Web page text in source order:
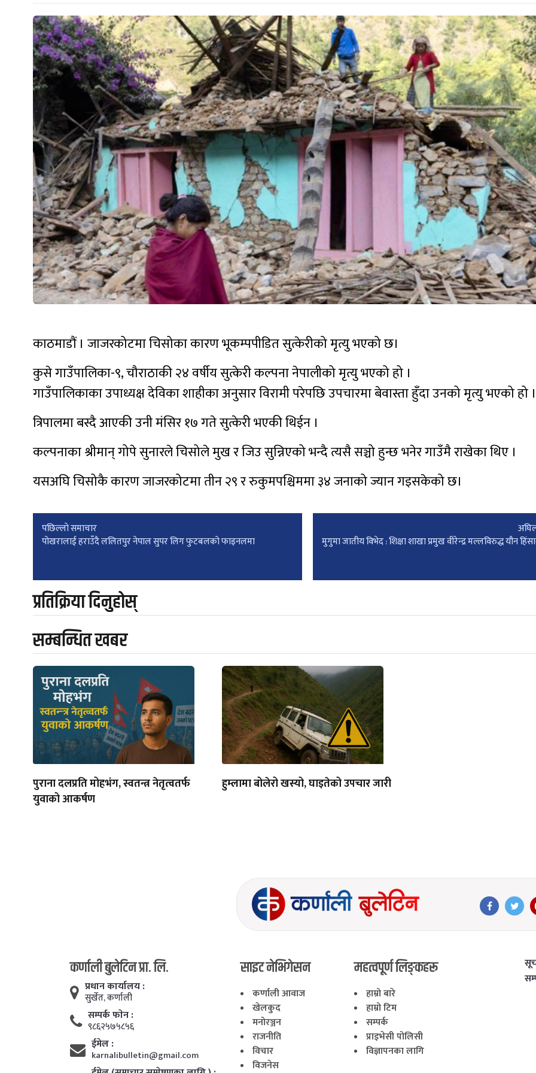
काठमाडौं । जाजरकोटमा चिसोका कारण भूकम्पपीडित सुत्केरीको मृत्यु भएको छ।
कुसे गाउँपालिका-९, चौराठाकी २४ वर्षीय सुत्केरी कल्पना नेपालीको मृत्यु भएको हो ।
गाउँपालिकाका उपाध्यक्ष देविका शाहीका अनुसार विरामी परेपछि उपचारमा बेवास्ता हुँदा उनको मृत्यु भएको हो ।
त्रिपालमा बस्दै आएकी उनी मंसिर १७ गते सुत्केरी भएकी थिईन ।
कल्पनाका श्रीमान् गोपे सुनारले चिसोले मुख र जिउ सुन्निएको भन्दै त्यसै सञ्चो हुन्छ भनेर गाउँमै राखेका थिए ।
यसअघि चिसोकै कारण जाजरकोटमा तीन २९ र रुकुमपश्चिममा ३४ जनाको ज्यान गइसकेको छ।
Post
पछिल्लाे समाचार
पोखरालाई हराउँदै ललितपुर नेपाल सुपर लिग फुटबलको फाइनलमा
मुगुमा जातीय विभेद : शिक्षा शाखा प्रमुख वीरेन्द्र मल्लविरुद्ध यौन
प्रतिक्रिया दिनुहोस्
सम्बन्धित खबर
पुराना दलप्रति मोहभंग, स्वतन्त्र नेतृत्वतर्फ
युवाको आकर्षण
हुम्लामा बोलेरो खस्यो, घाइतेको उपचार जारी
कर्णाली बुलेटिन प्रा. लि.
प्रधान कार्यालय :
सुर्खेत, कर्णाली
सम्पर्क फाेन :
९८६२५७५८५६
ईमेल :
karnalibulletin@gmail.com
साइट नेभिगेसन
कर्णाली आवाज
खेलकुद
मनोरञ्जन
राजनीति
विचार
विजनेस
महत्वपूर्ण लिङ्कहरू
हाम्रो बारे
हाम्रो टिम
सम्पर्क
प्राइभेसी पोलिसी
विज्ञापनका लागि